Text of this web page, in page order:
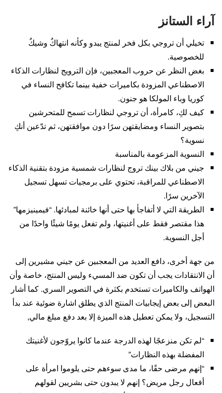
آراء الستانز
تخيلي أن تروجي بكل فخر لمنتج يبدو وكأنه انتهاكٌ وشيكٌ
للخصوصية.
بغض النظر عن حروب المعجبين، فإن الترويج لنظارات الذكاء
الاصطناعي المزودة بكاميرات خفية بينما تكافح النساء في
كوريا وباء المولكا هو جنون.
كيف لكِ، كامرأة، أن تروجي لنظارات تسمح للمتحرشين
بتصوير النساء ومضايقتهن سرًا دون موافقتهن، ثم تدّعين أنكِ
نسوية؟
النسوية المزعومة بالمناسبة
جيني من بلاك بينك تروج لنظارات شمسية مزودة بتقنية الذكاء
الاصطناعي للمراقبة، تحتوي على برمجيات تسهل تسجيل
الآخرين سرًا.
الطريقة التي لا أتفاجأ بها حتى أنها خائنة لمبادئها. “فيمينيزمها”
هذا مقتصر فقط على أغنيتها، ولم تفعل يومًا شيئًا واحدًا من
أجل النسوية.
من جهة أخرى، دافع العديد من المعجبين عن جيني مشيرين إلى
أن الانتقادات يجب أن تكون ضد المسيء وليس المنتج، خاصة وأن
الهواتف والكاميرات تستخدم بكثرة في التصوير السري. كما أشار
البعض إلى بعض إيجابيات المنتج الذي يطلق اشارة ضوئية عند بدأ
التسجيل، ولا يمكن تعطيل هذه الميزة إلا بعد دفع مبلغ مالي,
“لم تكن منزعجًا لهذه الدرجة عندما كانوا يروّجون لأغنيتك
المفضلة بهذه النظارات”
“إنهم مرضى حقًا، ما مدى سوءهم حتى يلوموا امرأة على
أفعال رجل مريض؟ إنهم لا يبدون حتى بشريين لقولهم